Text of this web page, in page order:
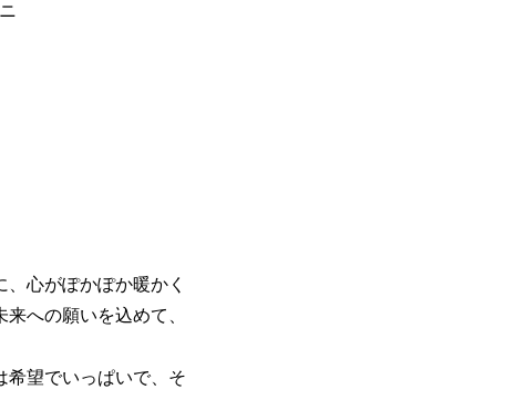
心がぽかぽか暖かく
への願いを込めて、
希望でいっぱいで、そ